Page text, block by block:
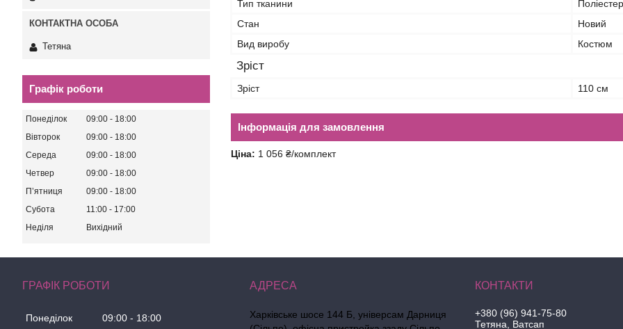
Тип тканини
Поліестер
Стан
Новий
Вид виробу
Костюм
Зріст
Зріст 110 см
Інформація для замовлення
Ціна: 1 056 ₴/комплект
Тетяна
Графік роботи
Понеділок 09:00
18:00
Вівторок
09:00
18:00
Середа
09:00
18:00
Четвер
09:00
18:00
Пʼятниця
09:00
18:00
Субота
11:00
17:00
Неділя
Вихідний
ГРАФІК РОБОТИ
Понеділок 09:00
18:00
Харківське шосе 144 Б, універсам Дарниця
+380 (96) 941-75-80
Тетяна, Ватсап